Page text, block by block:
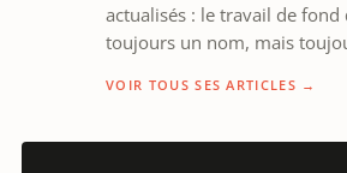
actualisés : le travail de
toujours un nom, mais
VOIR TOUS SES ARTICLES →